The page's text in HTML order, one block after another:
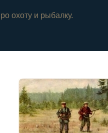
охоту и рыбалку.